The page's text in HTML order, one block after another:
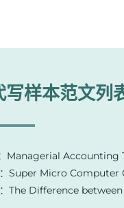
样本范文列
Managerial Accounting
Super Micro Computer
The Difference